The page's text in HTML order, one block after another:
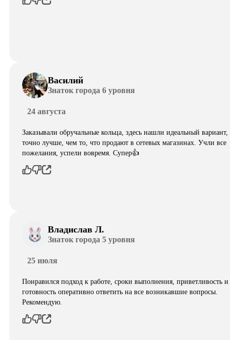
Василий
Знаток города 6 уровня
24 августа
Заказывали обручальные кольца, здесь нашли идеальный вариант,
точно лучше, чем то, что продают в сетевых магазинах. Учли все
пожелания, успели вовремя. Супер👍
Владислав Л.
Знаток города 5 уровня
25 июля
Понравился подход к работе, сроки выполнения, приветливость и
готовность оперативно ответить на все возникавшие вопросы.
Рекомендую.